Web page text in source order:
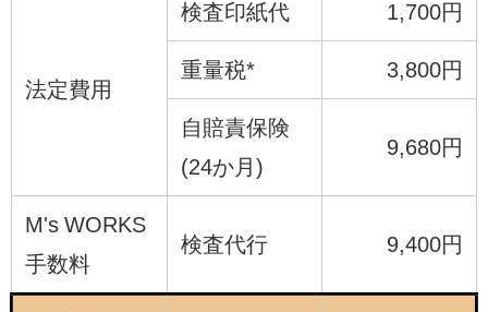
法定費用
検査印紙代 1,700円
重量税* 3,800円
自賠責保険
(24か月)
9,680円
M's WORKS
手数料
検査代行 9,400円